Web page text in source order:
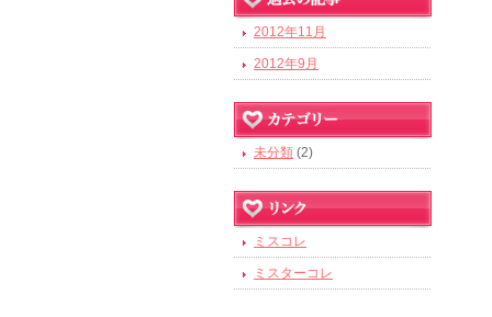
2012年11月
2012年9月
未分類 (2)
ミスコレ
ミスターコレ